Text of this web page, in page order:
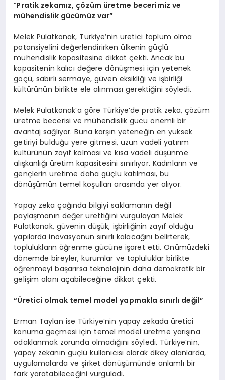
“Pratik zekamız, çözüm üretme becerimiz ve
mühendislik gücümüz var”
Melek Pulatkonak, Türkiye’nin üretici toplum olma
potansiyelini değerlendirirken ülkenin güçlü
mühendislik kapasitesine dikkat çekti. Ancak bu
kapasitenin kalıcı değere dönüşmesi için yetenek
göçü, sabırlı sermaye, güven eksikliği ve işbirliği
kültürünün birlikte ele alınması gerektiğini söyledi.
Melek Pulatkonak’a göre Türkiye’de pratik zeka, çözüm
üretme becerisi ve mühendislik gücü önemli bir
avantaj sağlıyor. Buna karşın yeteneğin en yüksek
getiriyi bulduğu yere gitmesi, uzun vadeli yatırım
kültürünün zayıf kalması ve kısa vadeli düşünme
alışkanlığı üretim kapasitesini sınırlıyor. Kadınların ve
gençlerin üretime daha güçlü katılması, bu
dönüşümün temel koşulları arasında yer alıyor.
Yapay zeka çağında bilgiyi saklamanın değil
paylaşmanın değer ürettiğini vurgulayan Melek
Pulatkonak, güvenin düşük, işbirliğinin zayıf olduğu
yapılarda inovasyonun sınırlı kalacağını belirterek,
toplulukların öğrenme gücüne işaret etti. Önümüzdeki
dönemde bireyler, kurumlar ve topluluklar birlikte
öğrenmeyi başarırsa teknolojinin daha demokratik bir
gelişim alanı açabileceğine dikkat çekti.
“Üretici olmak temel model yapmakla sınırlı değil”
Erman Taylan ise Türkiye’nin yapay zekada üretici
konuma geçmesi için temel model üretme yarışına
odaklanmak zorunda olmadığını söyledi. Türkiye’nin,
yapay zekanın güçlü kullanıcısı olarak dikey alanlarda,
uygulamalarda ve şirket dönüşümünde anlamlı bir
fark yaratabileceğini vurguladı.